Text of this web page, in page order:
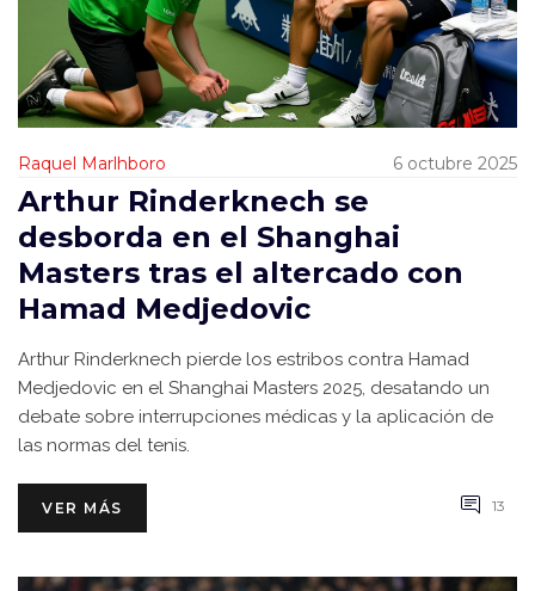
Raquel Marlhboro 6 octubre 2025
Arthur Rinderknech se
desborda en el Shanghai
Masters tras el altercado con
Hamad Medjedovic
Arthur Rinderknech pierde los estribos contra Hamad
Medjedovic en el Shanghai Masters 2025, desatando un
debate sobre interrupciones médicas y la aplicación de
las normas del tenis.
VER MÁS 13